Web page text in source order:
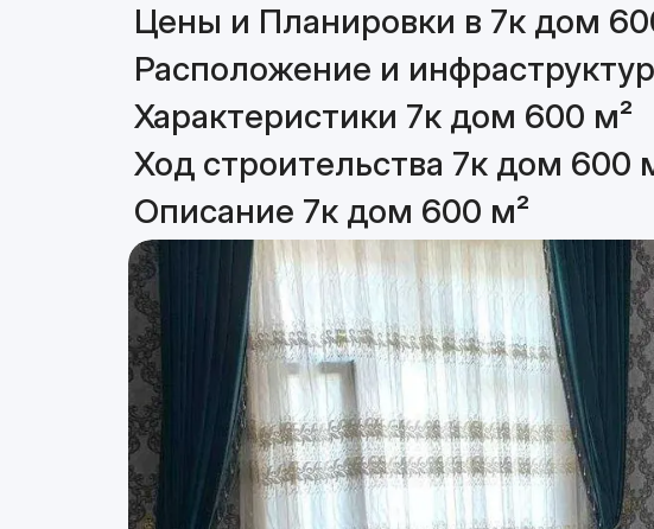
Цены и Планировки в 7к дом
Расположение и
Характеристики 7к дом 600 м²
Ход строительства 7к дом 600
Описание 7к дом 600 м²